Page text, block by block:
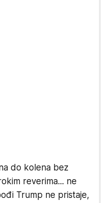
do kolena bez
reverima... ne
Trump ne pristaje,